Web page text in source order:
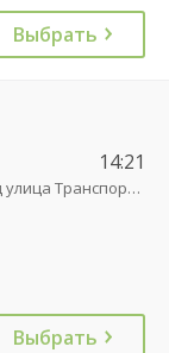
Выбрать
14:21
Калининград улица Транспортая
Выбрать